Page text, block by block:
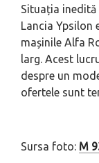
Situația inedită
Lancia
mașinile Alfa
larg. Acest
despre un
ofertele sunt
Sursa foto: M